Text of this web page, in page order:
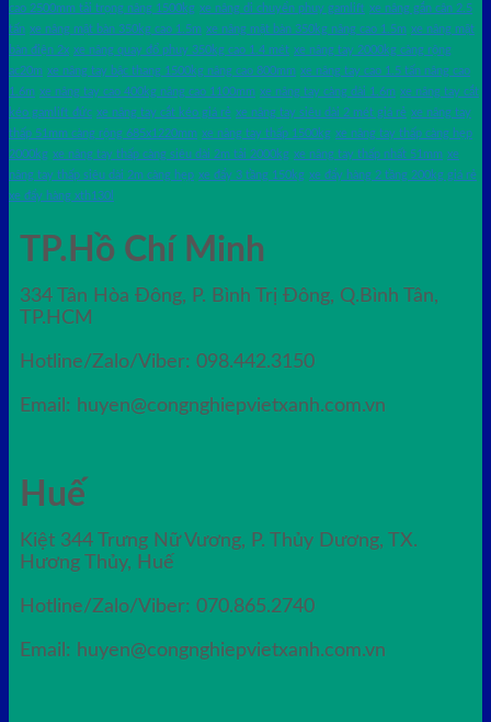
cao 2500mm tải trọng nâng 1500kg xe nâng di chuyển phuy gamlift xe nâng gắn cân 2.5
tấn xe nâng mặt bàn 350kg cao 1.5m xe nâng mặt bàn 350kg nâng cao 1.5m xe nâng mặt
bàn điện 2x xe nâng quay đổ phuy 350kg cao 1.4 mét xe nâng tay 2000kg càng rộng
ac20m xe nâng tay bậc thang 1500kg nâng cao 800mm xe nâng tay cao 1.5 tấn nâng cao
1.6m xe nâng tay cao 400kg nâng cao 1100mm xe nâng tay càng dài 1.6m xe nâng tay cắt
kéo gamlift đức xe nâng tay cắt kéo giá rẻ xe nâng tay siêu dài 2 mét giá rẻ xe nâng tay
thấp 51mm càng rộng 685x1220mm xe nâng tay thấp 1500kg xe nâng tay thấp càng hẹp
2000kg xe nâng tay thấp càng siêu dài 2m tải 2000kg xe nâng tay thấp nhất 51mm xe
nâng tay thấp siêu dài 2m càng hẹp xe đẩy 3 tầng 150kg xe đẩy hàng 2 tầng 200kg giá rẻ
xe đẩy hàng xth130l
TP.Hồ Chí Minh
334 Tân Hòa Đông, P. Bình Trị Đông, Q.Bình Tân,
TP.HCM
Hotline/Zalo/Viber: 098.442.3150
Email: huyen@congnghiepvietxanh.com.vn
Huế
Kiệt 344 Trưng Nữ Vương, P. Thủy Dương, TX.
Hương Thủy, Huế
Hotline/Zalo/Viber: 070.865.2740
Email: huyen@congnghiepvietxanh.com.vn